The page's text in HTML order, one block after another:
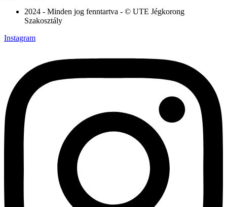
2024 - Minden jog fenntartva - © UTE Jégkorong
Szakosztály
Instagram